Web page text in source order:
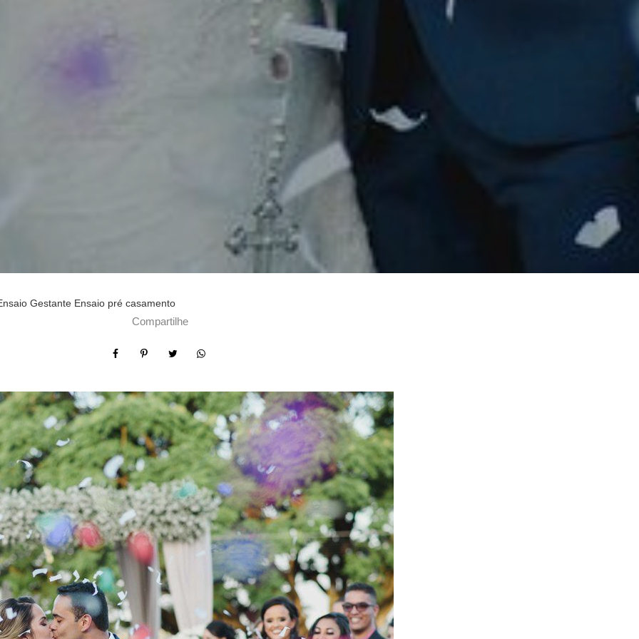
Gestante Ensaio pré casamento
Compartilhe